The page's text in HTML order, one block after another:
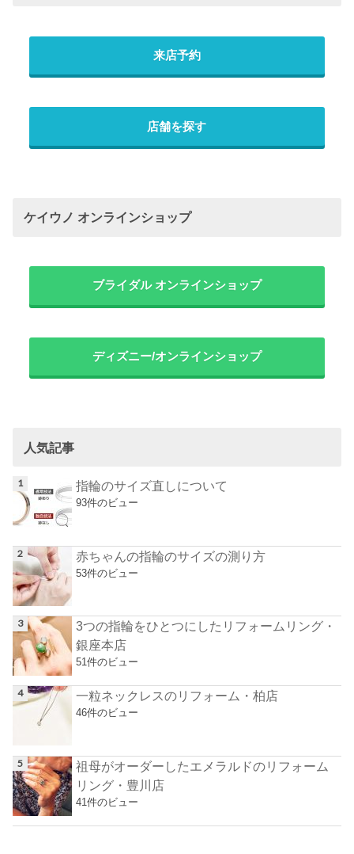
来店予約
店舗を探す
ケイウノ オンラインショップ
ブライダル オンラインショップ
ディズニー/オンラインショップ
人気記事
指輪のサイズ直しについて
93件のビュー
赤ちゃんの指輪のサイズの測り方
53件のビュー
3つの指輪をひとつにしたリフォームリング・
銀座本店
51件のビュー
一粒ネックレスのリフォーム・柏店
46件のビュー
祖母がオーダーしたエメラルドのリフォーム
リング・豊川店
41件のビュー